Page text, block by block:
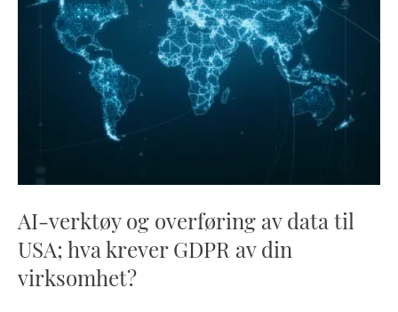
AI-verktøy og overføring av data til
USA; hva krever GDPR av din
virksomhet?